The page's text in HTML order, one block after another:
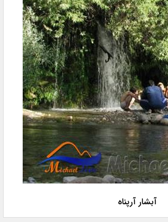
آبشار آرپناه